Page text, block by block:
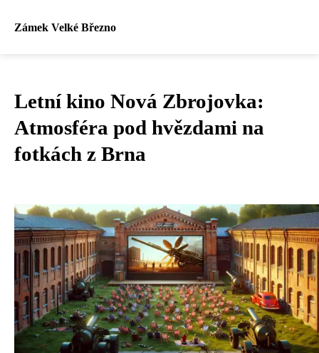
Zámek Velké Březno
Letní kino Nová Zbrojovka:
Atmosféra pod hvězdami na
fotkách z Brna